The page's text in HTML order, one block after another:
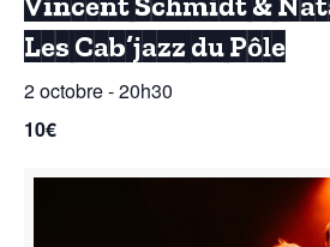
Les Cab’jazz du Pôle
2 octobre - 20h30
10€